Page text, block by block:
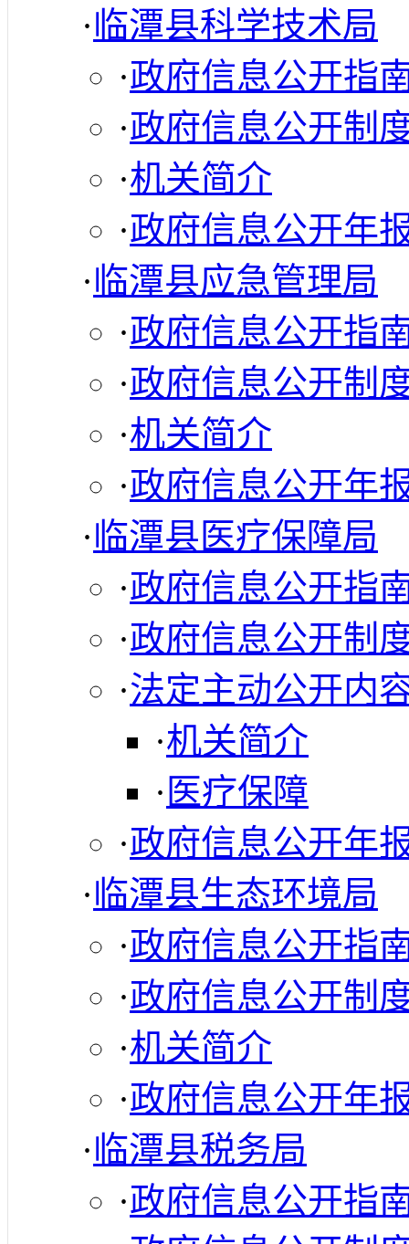
·临潭县科学技术局
·政府信息公开指
·政府信息公开制
·机关简介
·政府信息公开年
·临潭县应急管理局
·政府信息公开指
·政府信息公开制
·机关简介
·政府信息公开年
·临潭县医疗保障局
·政府信息公开指
·政府信息公开制
·法定主动公开内
·机关简介
· 医疗保障
·政府信息公开年
·临潭县生态环境局
·政府信息公开指
·政府信息公开制
·机关简介
·政府信息公开年
·临潭县税务局
·政府信息公开指